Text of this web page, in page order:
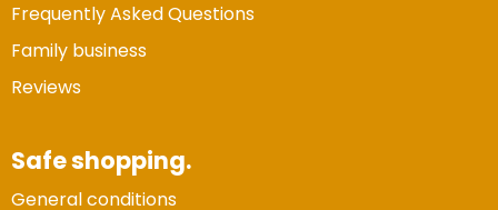
Frequently Asked Questions
Family business
Reviews
Safe shopping.
General conditions